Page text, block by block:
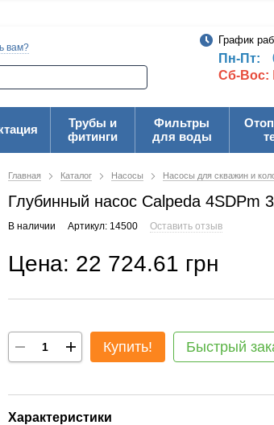
соглашение
вам?
График
Пн-Пт:
Сб-Вос:
Трубы и
фитинги
Фильтры
для воды
Главная Каталог Насосы Насосы для скважин и
Глубинный насос Calpeda 4SDPm
В наличии Артикул: 14500 Оставить отзыв
Цена: 22 724.61 грн
Купить! Быстрый
Характеристики